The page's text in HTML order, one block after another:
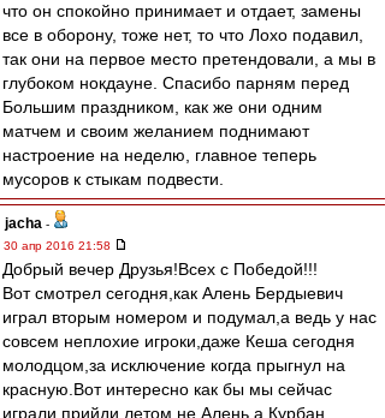
что он спокойно принимает и отдает, замены
все в оборону, тоже нет, то что Лохо подавил,
так они на первое место претендовали, а мы в
глубоком нокдауне. Спасибо парням перед
Большим праздником, как же они одним
матчем и своим желанием поднимают
настроение на неделю, главное теперь
мусоров к стыкам подвести.
jacha -
30 апр 2016 21:58
Добрый вечер Друзья!Всех с Победой!!!
Вот смотрел сегодня,как Алень Бердыевич
играл вторым номером и подумал,а ведь у нас
совсем неплохие игроки,даже Кеша сегодня
молодцом,за исключение когда прыгнул на
красную.Вот интересно как бы мы сейчас
играли прийди летом не Алень,а Курбан